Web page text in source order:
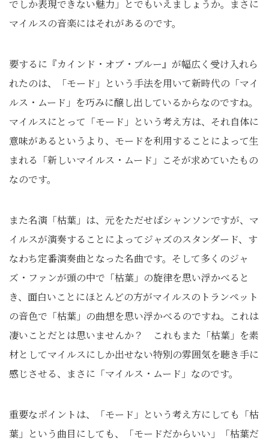
でしか表現できない魅力」とでもいえましょうか。まさに
マイルスの音楽にはそれがあるのです。
要するに『カインド・オブ・ブルー』が幅広く受け入れら
れたのは、「モード」という手法を用いて新時代の「マイ
ルス・ムード」を巧みに醸し出しているからなのですね。
マイルスにとって「モード」という考え方は、それ自体に
意味があるというより、モードを利用することによって生
まれる「新しいマイルス・ムード」こそが求めていたもの
なのです。
また名演「枯葉」は、元をただせばシャンソンですが、マ
イルスが演奏することによってジャズのスタンダード、す
なわち定番演奏曲となった名曲です。そして多くのジャ
ズ・ファンが頭の中で「枯葉」の旋律を思い浮かべると
き、面白いことにほとんどの方がマイルスのトランペット
の音色で「枯葉」の曲想を思い浮かべるのですね。これは
凄いことだとは思いませんか？ これもまた「枯葉」を素
材としてマイルスにしか出せない特別の雰囲気を聴き手に
感じさせる、まさに「マイルス・ムード」なのです。
重要なポイントは、「モード」という考え方にしても「枯
葉」という曲目にしても、「モードだからいい」「枯葉だ